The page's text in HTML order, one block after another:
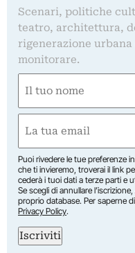
Scenari, politiche
teatro, architettura,
rigenerazione
monitorare.
(Obbligatorio)
Nome
(Obbligatorio)
Puoi rivedere le tue preferenze
che ti invieremo, troverai il link
cederà i tuoi dati a terze parti e
Se scegli di annullare
proprio database. Per saperne
Privacy Policy.
Iscriviti